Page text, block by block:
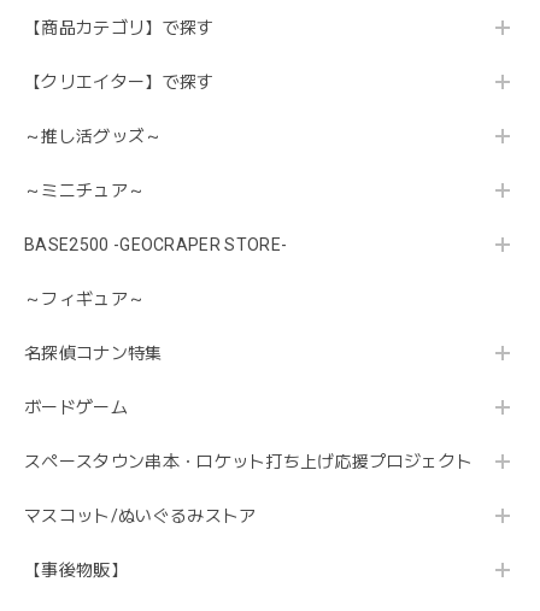
【商品カテゴリ】で探す
【クリエイター】で探す
～推し活グッズ～
～ミニチュア～
BASE2500 -GEOCRAPER STORE-
～フィギュア～
名探偵コナン特集
ボードゲーム
スペースタウン串本・ロケット打ち上げ応援プロジェクト
マスコット/ぬいぐるみストア
【事後物販】